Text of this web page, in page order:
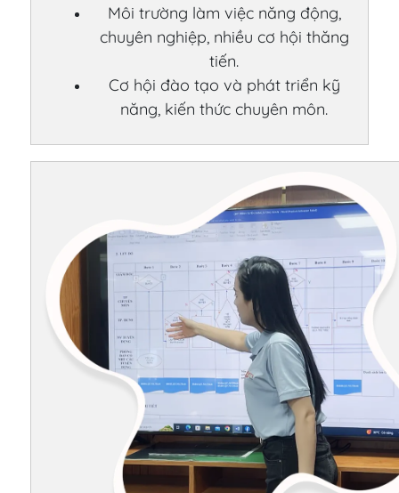
Môi trường làm việc năng động,
chuyên nghiệp, nhiều cơ hội thăng
tiến.
Cơ hội đào tạo và phát triển kỹ
năng, kiến thức chuyên môn.